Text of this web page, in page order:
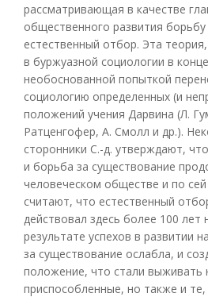
рассматривающая в качестве
общественного развития
естественный отбор. Эта
в буржуазной социологии в
необоснованной попыткой
социологию определенных (и
положений учения Дарвина (Л.
Ратценгофер, А. Смолл и др.).
сторонники С.-д. утверждают,
и борьба за существование
человеческом обществе и по
считают, что естественный
действовал здесь более 100 лет
результате успехов в развитии
за существование ослабла, и
положение, что стали выживать
приспособленные, но также и